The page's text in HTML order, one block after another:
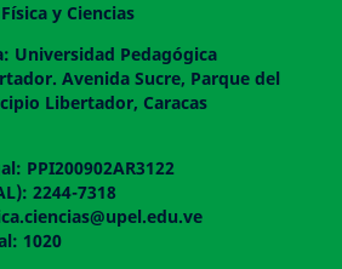
y Ciencias
Universidad Pedagógica
Avenida Sucre, Parque del
Libertador, Caracas
PPI200902AR3122
2244-7318
1020